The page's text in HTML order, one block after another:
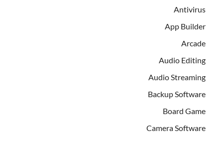
Antivirus
App Builder
Arcade
Audio Editing
Audio Streaming
Backup Software
Board Game
Camera Software